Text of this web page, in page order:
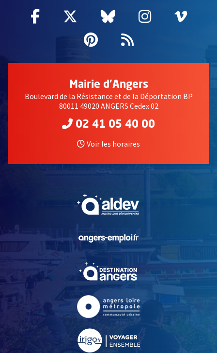
Facebook
, Ouvre une nouvelle fenêtre
Twitter
, Ouvre une nouvelle
Bluesky
, Ouvre une
Instagram
, Ouvre
,
Pinterest
, Ouvre une
Flux RSS
Mairie d'Angers
Boulevard de la Résistance et de la Déportation BP
80011 49020 ANGERS Cedex 02
02 41 05 40 00
Voir les horaires
, Ouvre une nouvelle
, Ouvre une nouvelle